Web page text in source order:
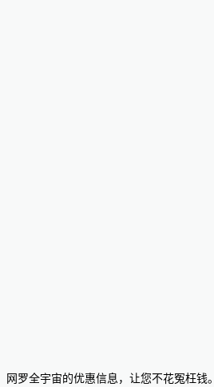
网罗全宇宙的优惠信息，让您不花冤枉钱。